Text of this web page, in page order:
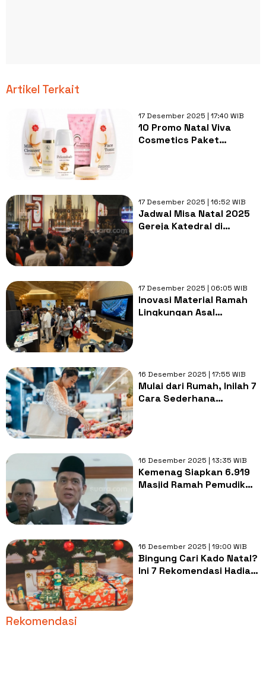
Artikel Terkait
17 Desember 2025 | 17:40 WIB
10 Promo Natal Viva
Cosmetics Paket
17 Desember 2025 | 16:52 WIB
Jadwal Misa Natal 2025
Gereja Katedral di
17 Desember 2025 | 06:05 WIB
Inovasi Material Ramah
Lingkungan Asal
16 Desember 2025 | 17:55 WIB
Mulai dari Rumah, Inilah 7
Cara Sederhana
16 Desember 2025 | 13:35 WIB
Kemenag Siapkan 6.919
Masjid Ramah Pemudik
16 Desember 2025 | 19:00 WIB
Bingung Cari Kado Natal?
Ini 7 Rekomendasi Hadiah
Rekomendasi